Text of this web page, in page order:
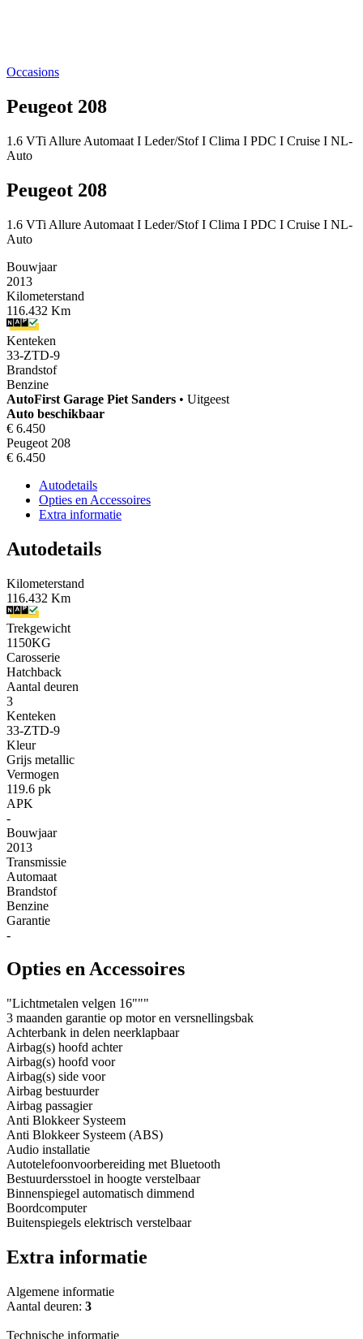
Occasions
Peugeot 208
1.6 VTi Allure Automaat I Leder/Stof I Clima I PDC I Cruise I NL-
Auto
Peugeot 208
1.6 VTi Allure Automaat I Leder/Stof I Clima I PDC I Cruise I NL-
Auto
Bouwjaar
2013
Kilometerstand
116.432 Km
Kenteken
33-ZTD-9
Brandstof
Benzine
AutoFirst Garage Piet Sanders • Uitgeest
Auto beschikbaar
€ 6.450
Peugeot 208
€ 6.450
Autodetails
Opties en Accessoires
Extra informatie
Autodetails
Kilometerstand
116.432 Km
Trekgewicht
1150KG
Carosserie
Hatchback
Aantal deuren
3
Kenteken
33-ZTD-9
Kleur
Grijs metallic
Vermogen
119.6 pk
APK
-
Bouwjaar
2013
Transmissie
Automaat
Brandstof
Benzine
Garantie
-
Opties en Accessoires
"Lichtmetalen velgen 16"""
3 maanden garantie op motor en versnellingsbak
Achterbank in delen neerklapbaar
Airbag(s) hoofd achter
Airbag(s) hoofd voor
Airbag(s) side voor
Airbag bestuurder
Airbag passagier
Anti Blokkeer Systeem
Anti Blokkeer Systeem (ABS)
Audio installatie
Autotelefoonvoorbereiding met Bluetooth
Bestuurdersstoel in hoogte verstelbaar
Binnenspiegel automatisch dimmend
Boordcomputer
Buitenspiegels elektrisch verstelbaar
Extra informatie
Algemene informatie
Aantal deuren: 3
Technische informatie